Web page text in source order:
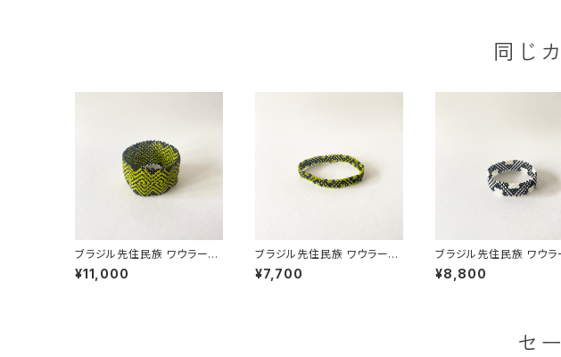
同じ
ブラジル先住民族 ワウラー族
ビーズブレスレット 3.7cm幅
内周17cm
¥11,000
ブラジル先住民族 ワウラー族
ビーズブレスレット 1cm幅 内
周17cm
¥7,700
ブラジル先住民族 ワウラ
ビーズブレスレット 1.5cm
内周15cm
¥8,800
セ